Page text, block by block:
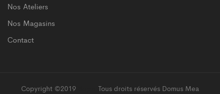
Nos Ateliers
Nos Magasins
Contact
Copyright ©2019 Tous droits réservés Domus Mea